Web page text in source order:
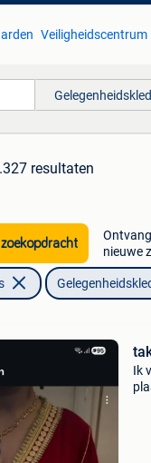
Veiligheidscentrum
resultaten
nieuwe
Ik